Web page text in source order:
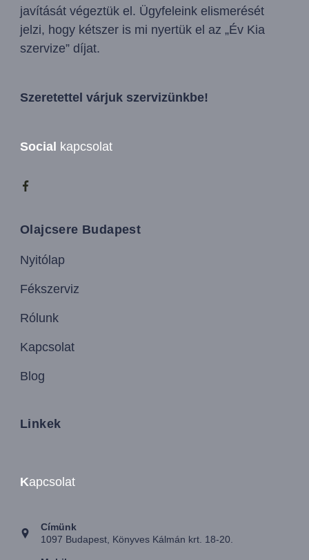
javítását végeztük el. Ügyfeleink elismerését
jelzi, hogy kétszer is mi nyertük el az „Év Kia
szervize” díjat.
Szeretettel várjuk szervizünkbe!
Social kapcsolat
Olajcsere Budapest
Nyitólap
Fékszerviz
Rólunk
Kapcsolat
Blog
Linkek
Kapcsolat
Címünk
1097 Budapest, Könyves Kálmán krt. 18-20.